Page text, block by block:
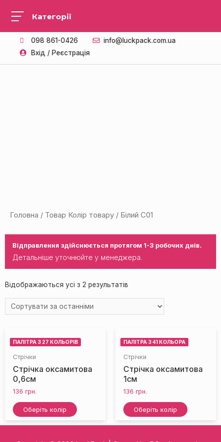
098 861-0426
info@luckpack.com.ua
Вхід / Реєстрація
Головна / Товар Колір товару / Білий С01
Відправлення здійснюється протягом 1-3 робочих днів.
Детальніше уточнюйте у менеджера.
Відображаються усі з 2 результатів
ПАЛІТРА З 27 КОЛЬОРІВ
Стрічки
Стрічка оксамитова
0,6см
136 грн.
Оберіть колір
ПАЛІТРА З 41 КОЛЬОРА
Стрічки
Стрічка оксамитова
1см
136 грн.
Оберіть колір